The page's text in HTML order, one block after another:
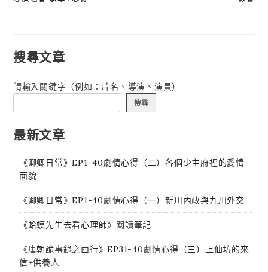
搜尋文章
請輸入關鍵字（例如：片名、導演、演員）
搜尋
最新文章
《卿卿日常》EP1-40劇情心得（二）各個少主府裡的愛情
面貌
《卿卿日常》EP1-40劇情心得（一）新川內政與九川外交
《蛤蟆先生去看心理師》閱讀筆記
《唐朝詭事錄之西行》EP31-40劇情心得（三）上仙坊的來
信+供養人